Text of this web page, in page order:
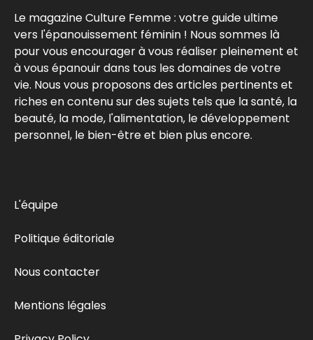
Le magazine Culture Femme : votre guide ultime
vers l'épanouissement féminin ! Nous sommes là
pour vous encourager à vous réaliser pleinement et
à vous épanouir dans tous les domaines de votre
vie. Nous vous proposons des articles pertinents et
riches en contenu sur des sujets tels que la santé, la
beauté, la mode, l'alimentation, le développement
personnel, le bien-être et bien plus encore.
L'équipe
Politique éditoriale
Nous contacter
Mentions légales